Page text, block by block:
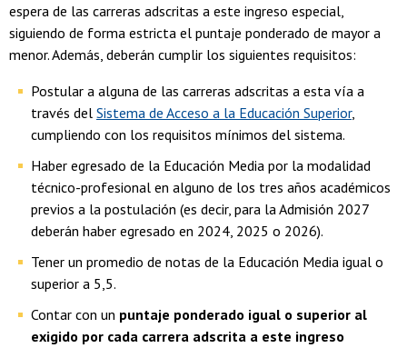
espera de las carreras adscritas a este ingreso especial,
siguiendo de forma estricta el puntaje ponderado de mayor a
menor. Además, deberán cumplir los siguientes requisitos:
Postular a alguna de las carreras adscritas a esta vía a
través del Sistema de Acceso a la Educación Superior,
cumpliendo con los requisitos mínimos del sistema.
Haber egresado de la Educación Media por la modalidad
técnico-profesional en alguno de los tres años académicos
previos a la postulación (es decir, para la Admisión 2027
deberán haber egresado en 2024, 2025 o 2026).
Tener un promedio de notas de la Educación Media igual o
superior a 5,5.
Contar con un puntaje ponderado igual o superior al
exigido por cada carrera adscrita a este ingreso